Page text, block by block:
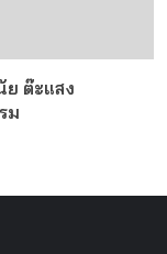
ต๊ะแสง
ม